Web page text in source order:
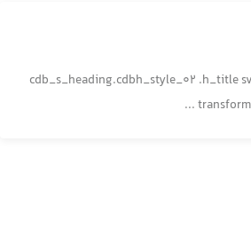
.cdb_s_heading.cdbh_style_02 .h_title